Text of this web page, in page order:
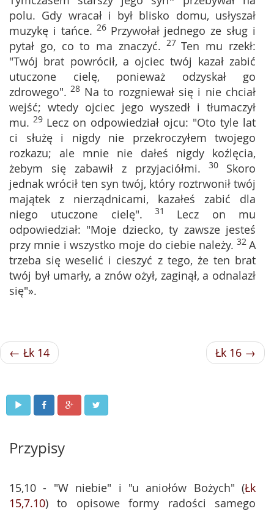
polu. Gdy wracał i był blisko domu, usłyszał
muzykę i tańce. 26 Przywołał jednego ze sług i
pytał go, co to ma znaczyć. 27Ten mu rzekł:
"Twój brat powrócił, a ojciec twój kazał zabić
utuczone cielę, ponieważ odzyskał go
zdrowego". 28 Na to rozgniewał się i nie chciał
wejść; wtedy ojciec jego wyszedł i tłumaczył
mu. 29 Lecz on odpowiedział ojcu: "Oto tyle lat
ci służę i nigdy nie przekroczyłem twojego
rozkazu; ale mnie nie dałeś nigdy koźlęcia,
żebym się zabawił z przyjaciółmi. 30 Skoro
jednak wrócił ten syn twój, który roztrwonił twój
majątek z nierządnicami, kazałeś zabić dla
niego utuczone cielę". 31 Lecz on mu
odpowiedział: "Moje dziecko, ty zawsze jesteś
przy mnie i wszystko moje do ciebie należy. 32 A
trzeba się weselić i cieszyć z tego, że ten brat
twój był umarły, a znów ożył, zaginął, a odnalazł
się"».
← Łk 14 Łk 16 →
Przypisy
15,10 - "W niebie" i "u aniołów Bożych" (Łk
15,7.10) to opisowe formy radości samego